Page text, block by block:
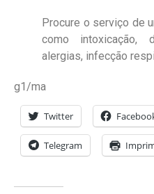
Procure o serviço de
como intoxicação,
alergias, infecção
g1/ma
Twitter
Telegram